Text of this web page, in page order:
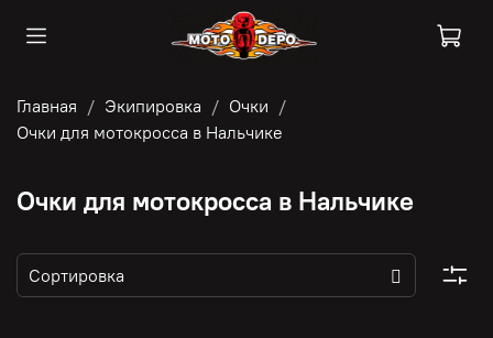
Главная Экипировка
Очки
Очки для мотокросса в Нальчике
Очки для мотокросса в Нальчике